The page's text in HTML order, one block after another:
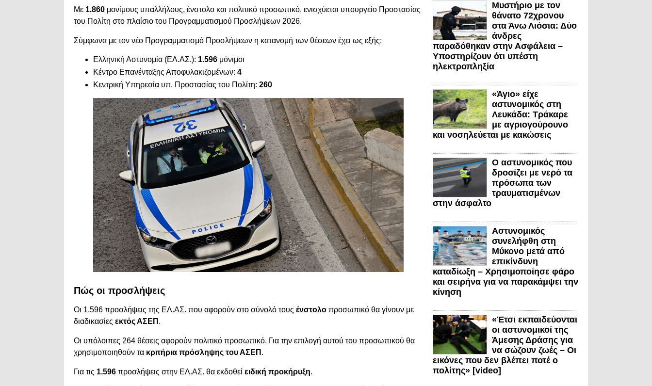
Με 1.860 μονίμους υπαλλήλους, ένστολο και πολιτικό προσωπικό, ενισχύεται υπουργείο Προστασίας
του Πολίτη στο πλαίσιο του Προγραμματισμού Προσλήψεων 2026.
Σύμφωνα με τον νέο Προγραμματισμό Προσλήψεων η κατανομή των θέσεων έχει ως εξής:
Ελληνική Αστυνομία (ΕΛ.ΑΣ.): 1.596 μόνιμοι
Κέντρο Επανένταξης Αποφυλακιζομένων: 4
Κεντρική Υπηρεσία υπ. Προστασίας του Πολίτη: 260
Πώς οι προσλήψεις
Οι 1.596 προσλήψεις της ΕΛ.ΑΣ. που αφορούν στο σύνολό τους ένστολο προσωπικό θα γίνουν με
διαδικασίες εκτός ΑΣΕΠ .
Οι υπόλοιπες 264 θέσεις αφορούν πολιτικό προσωπικό. Για την επιλογή αυτού του προσωπικού θα
χρησιμοποιηθούν τα κριτήρια πρόσληψης του ΑΣΕΠ .
Για τις 1.596 προσλήψεις στην ΕΛ.ΑΣ. θα εκδοθεί ειδική προκήρυξη.
Μυστήριο με τον
θάνατο 72χρονου
στα Άνω Λιόσια: Δύο
άνδρες
παραδόθηκαν στην Ασφάλεια –
Υποστηρίζουν ότι υπέστη
ηλεκτροπληξία
«Άγιο» είχε
αστυνομικός στη
Λευκάδα: Τράκαρε
με αγριογούρουνο
και νοσηλεύεται με κακώσεις
Ο αστυνομικός που
δροσίζει με νερό τα
πρόσωπα των
τραυματισμένων
στην άσφαλτο
Αστυνομικός
συνελήφθη στη
Μύκονο μετά από
επικίνδυνη
καταδίωξη – Χρησιμοποίησε φάρο
και σειρήνα για να παρακάμψει την
κίνηση
«Έτσι εκπαιδεύονται
οι αστυνομικοί της
Άμεσης Δράσης για
να σώζουν ζωές – Οι
εικόνες που δεν βλέπει ποτέ ο
πολίτης» [video]